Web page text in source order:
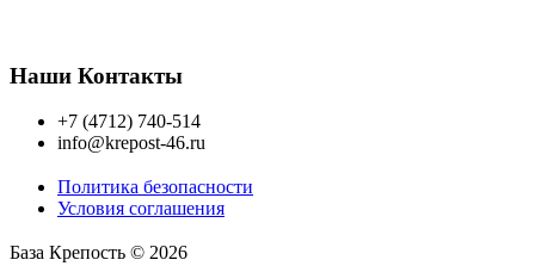
Наши Контакты
+7 (4712) 740-514
info@krepost-46.ru
Политика безопасности
Условия соглашения
База Крепость © 2026